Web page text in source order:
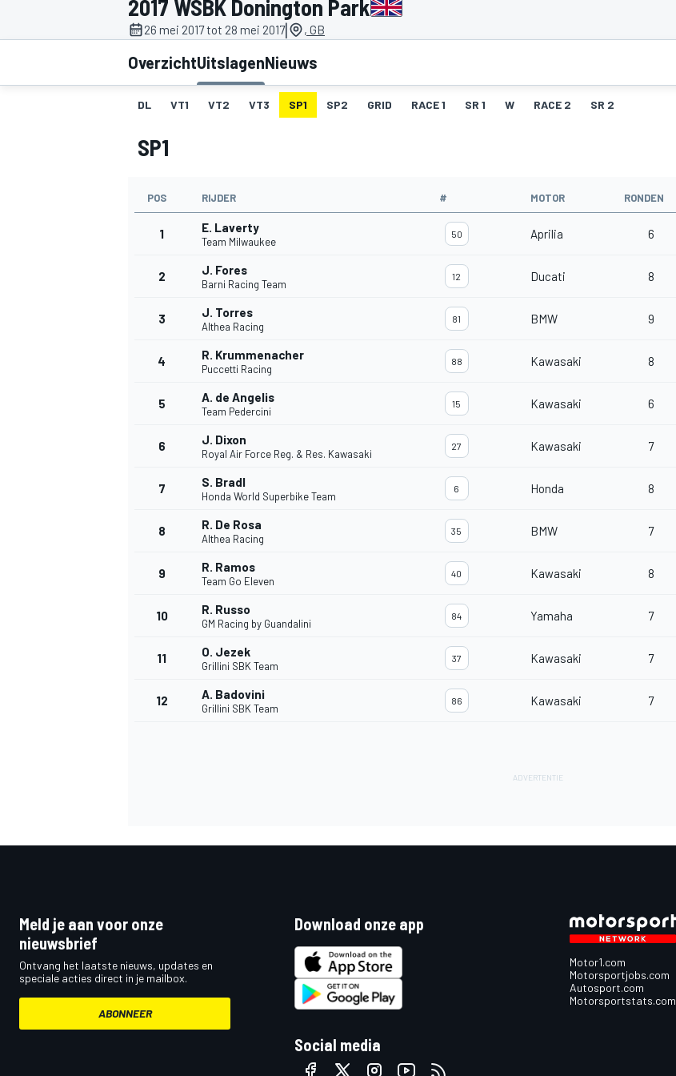
2017 WSBK Donington Park
26 mei 2017 tot 28 mei 2017| , GB
OverzichtUitslagenNieuws
DL VT1 VT2 VT3 SP1 SP2 GRID RACE 1 SR 1 W RACE 2 SR 2
SP1
POS RIJDER # MOTOR RONDEN
1 E. Laverty
Team Milwaukee
50 Aprilia 6
2 J. Fores
Barni Racing Team
12 Ducati 8
3 J. Torres
Althea Racing
81 BMW 9
4 R. Krummenacher
Puccetti Racing
88 Kawasaki 8
5 A. de Angelis
Team Pedercini
15 Kawasaki 6
6 J. Dixon
Royal Air Force Reg. & Res. Kawasaki
27 Kawasaki 7
7 S. Bradl
Honda World Superbike Team
6 Honda 8
8 R. De Rosa
Althea Racing
35 BMW 7
9 R. Ramos
Team Go Eleven
40 Kawasaki 8
10 R. Russo
GM Racing by Guandalini
84 Yamaha 7
11 O. Jezek
Grillini SBK Team
37 Kawasaki 7
12 A. Badovini
Grillini SBK Team
86 Kawasaki 7
Meld je aan voor onze
nieuwsbrief
Ontvang het laatste nieuws, updates en
speciale acties direct in je mailbox.
ABONNEER
Download onze app
Social media
Motor1.com
Motorsportjobs.com
Autosport.com
Motorsportstats.com